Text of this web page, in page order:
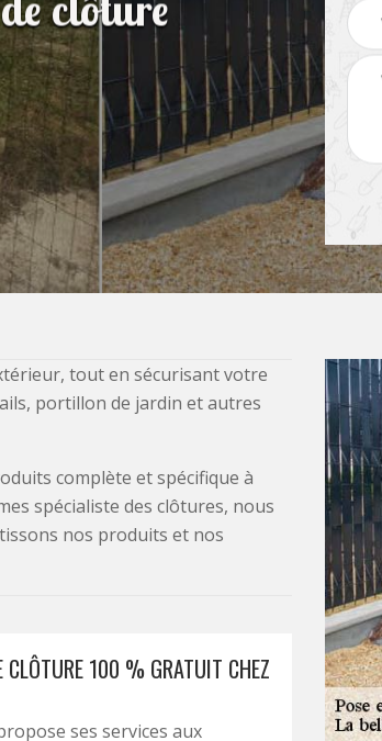
tout en sécurisant votre
portillon de jardin et autres
complète et spécifique à
spécialiste des clôtures, nous
nos produits et nos
CLÔTURE 100 % GRATUIT CHEZ
ses services aux